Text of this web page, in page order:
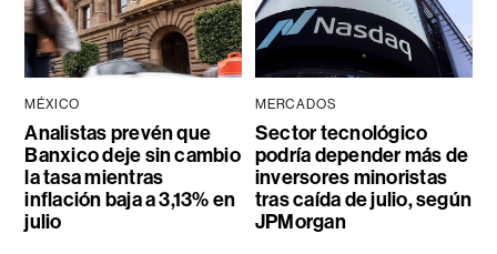
MÉXICO
Analistas prevén que
Banxico deje sin cambio
la tasa mientras
inflación baja a 3,13% en
julio
MERCADOS
Sector tecnológico
podría depender más de
inversores minoristas
tras caída de julio, según
JPMorgan